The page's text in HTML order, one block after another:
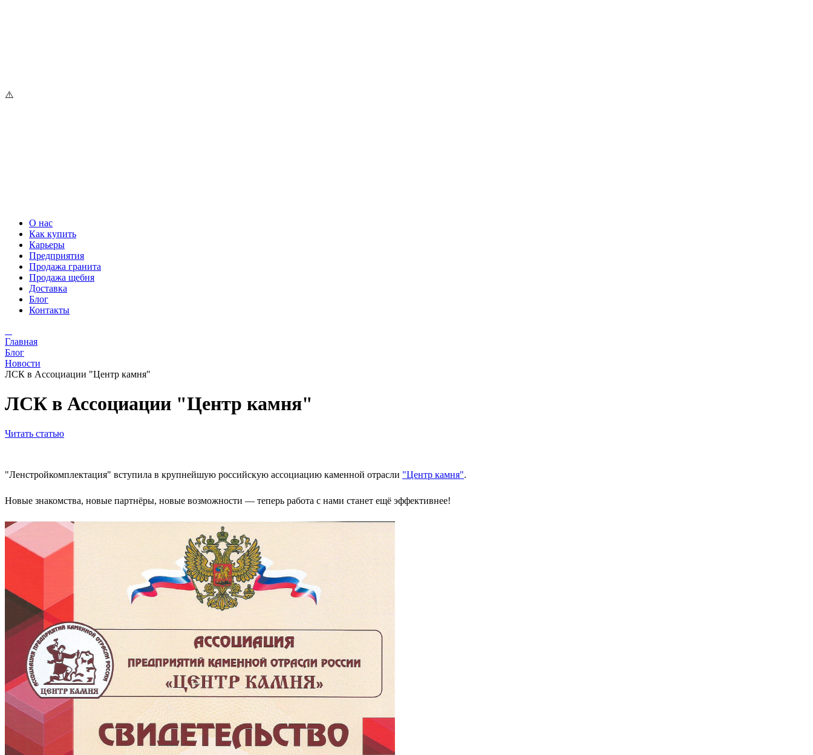
О нас
Как купить
Карьеры
Предприятия
Продажа гранита
Продажа щебня
Доставка
Блог
Контакты
Главная
Блог
Новости
ЛСК в Ассоциации "Центр камня"
ЛСК в Ассоциации "Центр камня"
Читать статью
"Ленстройкомплектация" вступила в крупнейшую российскую ассоциацию каменной отрасли "Центр камня".
Новые знакомства, новые партнёры, новые возможности — теперь работа с нами станет ещё эффективнее!